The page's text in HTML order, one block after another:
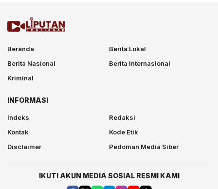
Beranda
Berita Lokal
Berita Nasional
Berita Internasional
Kriminal
INFORMASI
Indeks
Redaksi
Kontak
Kode Etik
Disclaimer
Pedoman Media Siber
IKUTI AKUN MEDIA SOSIAL RESMI KAMI